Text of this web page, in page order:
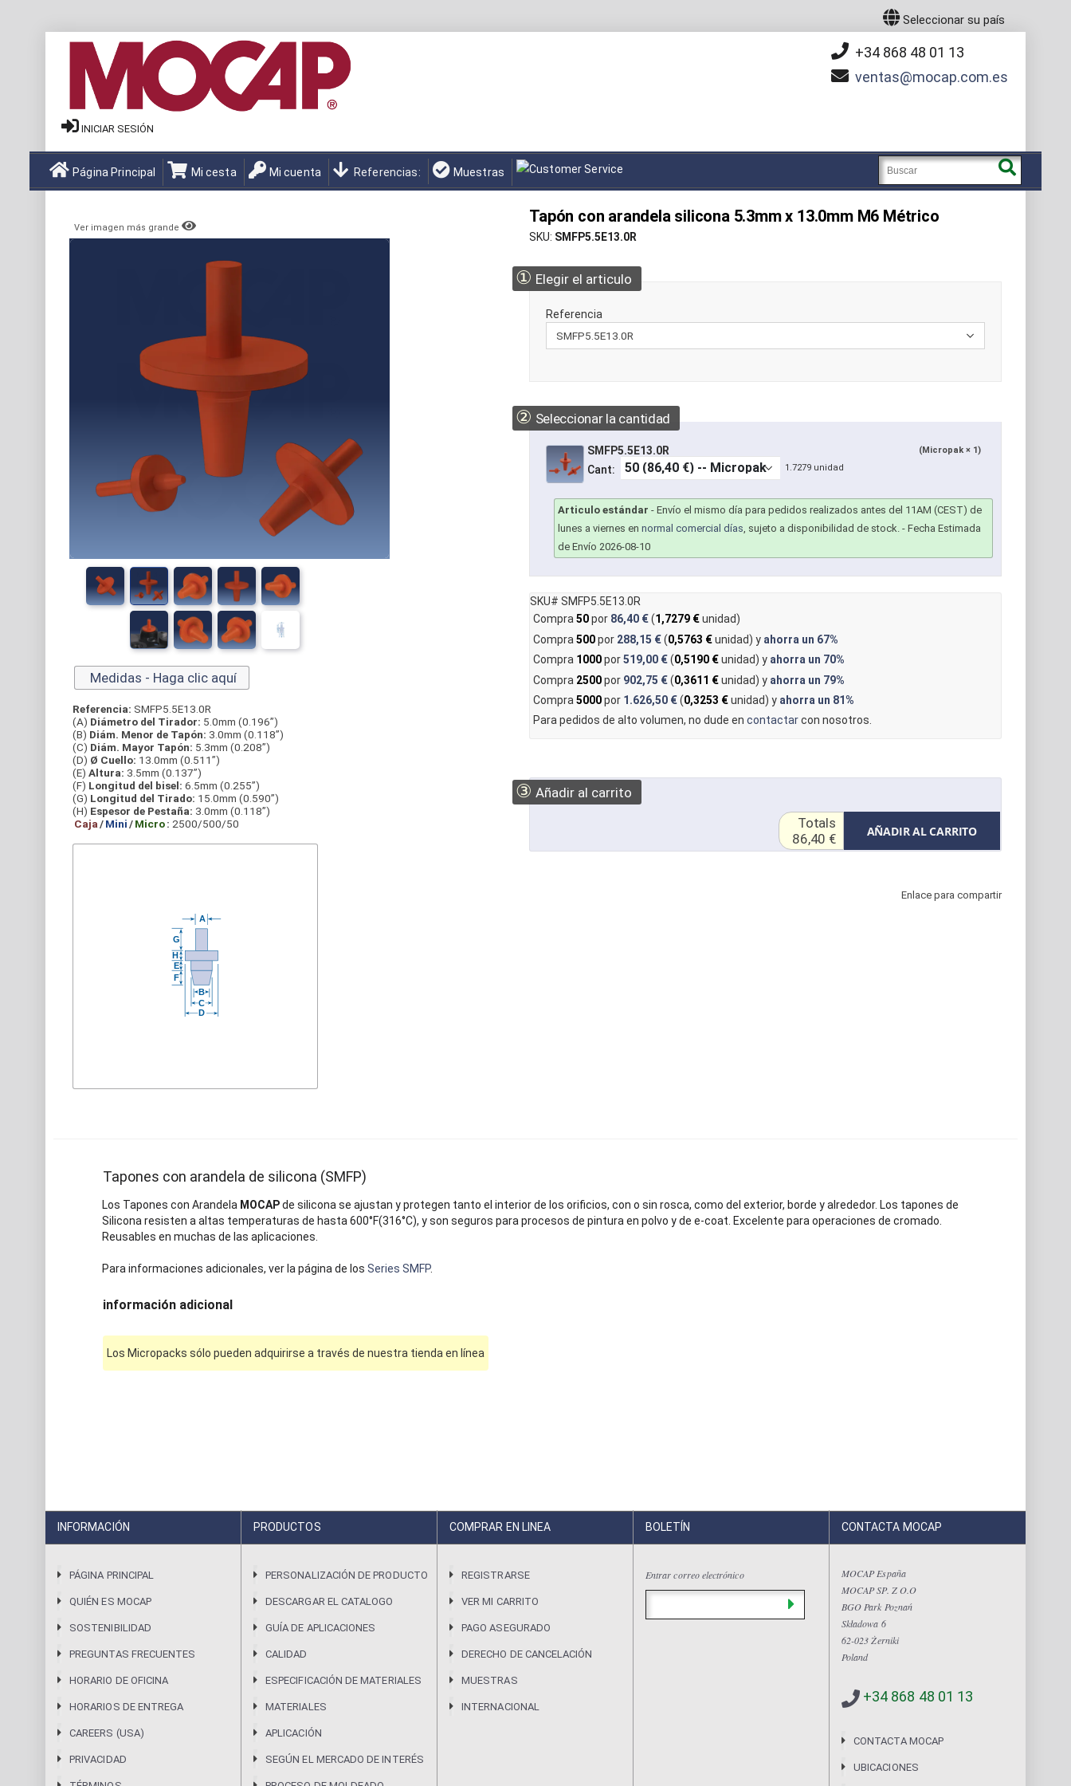
Seleccionar su país
+34 868 48 01 13
ventas
mocap.com.es
INICIAR SESIÓN
Página Principal Mi cesta Mi cuenta Referencias: Muestras
Tapón con arandela silicona 5.3mm x 13.0mm M6 Métrico
SKU SMFP5.5E13.0R
① Elegir el articulo
Referencia
② Seleccionar la cantidad
SMFP5.5E13.0R (Micropak × 1)
Cant: 1.7279 unidad
Articulo estándar -Envío el mismo día para pedidos realizados antes del 11AM (CEST) de
lunes a viernes ennormal comercial días, sujeto a disponibilidad de stock. - Fecha Estimada
de Envío 2026-08-10
SKU# SMFP5.5E13.0R
Compra50por 86,40 €(1,7279 €unidad)
Compra 500por 288,15 €(0,5763 €unidad) y ahorra un 67%
Compra 1000por519,00 €(0,5190 €unidad) y ahorra un 70%
Compra 2500por 902,75 €(0,3611 €unidad) y ahorra un 79%
Compra 5000por 1.626,50 €(0,3253 €unidad) y ahorra un 81%
Para pedidos de alto volumen, no dude en contactarcon nosotros.
③ Añadir al carrito
AÑADIR AL CARRITO
Totals
86,40 €
Enlace para compartir
Ver imagen más grande
Medidas - Haga clic aquí
Referencia: SMFP5.5E13.0R
(A) Diámetro del Tirador: 5.0mm (0.196”)
(B) Diám. Menor de Tapón: 3.0mm (0.118”)
(C) Diám. Mayor Tapón: 5.3mm (0.208”)
(D) Ø Cuello: 13.0mm (0.511”)
(E) Altura: 3.5mm (0.137”)
(F) Longitud del bisel: 6.5mm (0.255”)
(G) Longitud del Tirado: 15.0mm (0.590”)
(H) Espesor de Pestaña: 3.0mm (0.118”)
Caja/Mini/Micro: 2500/500/50
Tapones con arandela de silicona (SMFP)
Los Tapones con Arandela MOCAPde silicona se ajustan y protegen tanto el interior de los orificios, con o sin rosca, como del exterior, borde y alrededor. Los tapones de
Silicona resisten a altas temperaturas de hasta 600°F(316°C), y son seguros para procesos de pintura en polvo y de e-coat. Excelente para operaciones de cromado.
Reusables en muchas de las aplicaciones.
Para informaciones adicionales, ver la página de los Series SMFP.
información adicional
Los Micropacks sólo pueden adquirirse a través de nuestra tienda en línea
INFORMACIÓN
PÁGINA PRINCIPAL
QUIÉN ES MOCAP
SOSTENIBILIDAD
PREGUNTAS FRECUENTES
HORARIO DE OFICINA
HORARIOS DE ENTREGA
CAREERS (USA)
PRIVACIDAD
PRODUCTOS
PERSONALIZACIÓN DE PRODUCTO
DESCARGAR EL CATALOGO
GUÍA DE APLICACIONES
CALIDAD
ESPECIFICACIÓN DE MATERIALES
MATERIALES
APLICACIÓN
SEGÚN EL MERCADO DE INTERÉS
COMPRAR EN LINEA
REGISTRARSE
VER MI CARRITO
PAGO ASEGURADO
DERECHO DE CANCELACIÓN
MUESTRAS
INTERNACIONAL
BOLETÍN
Entrar correo electrónico
CONTACTA MOCAP
MOCAP España
MOCAP SP. Z O.O
BGO Park Poznań
Składowa 6
62-023 Żerniki
Poland
+34 868 48 01 13
CONTACTA MOCAP
UBICACIONES